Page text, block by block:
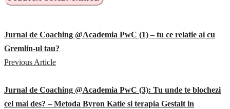
Jurnal de Coaching @Academia PwC (1) – tu ce relatie ai cu
Gremlin-ul tau?
Previous Article
Jurnal de Coaching @Academia PwC (3): Tu unde te blochezi
cel mai des? – Metoda Byron Katie si terapia Gestalt in